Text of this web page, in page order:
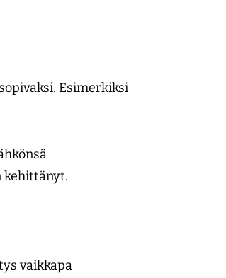
Esimerkiksi
kehittänyt.
vaikkapa